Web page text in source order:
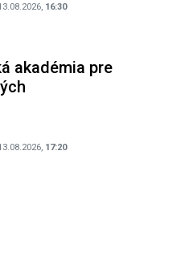
16:30
akadémia pre
17:20